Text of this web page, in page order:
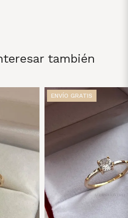
también
ENVÍO GRATIS